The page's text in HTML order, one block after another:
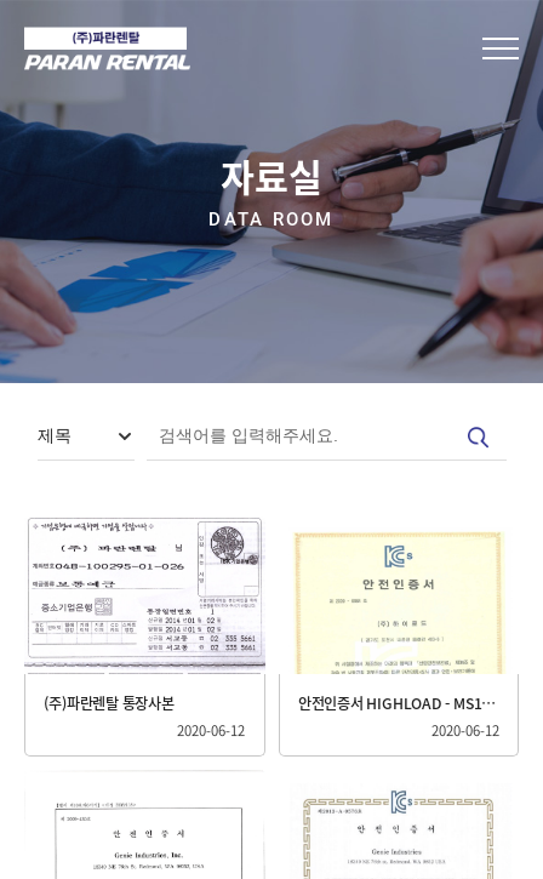
자료실
DATA ROOM
(주)파란렌탈 통장사본
2020-06-12
안전인증서 HIGHLOAD - MS10.4
2020-06-12